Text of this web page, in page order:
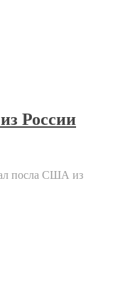
России
посла США из